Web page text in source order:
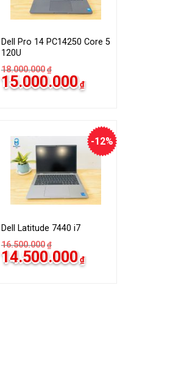
Dell Pro 14 PC14250 Core 5
120U
18.000.000 ₫
15.000.000 ₫
-12%
Dell Latitude 7440 i7
16.500.000 ₫
14.500.000 ₫